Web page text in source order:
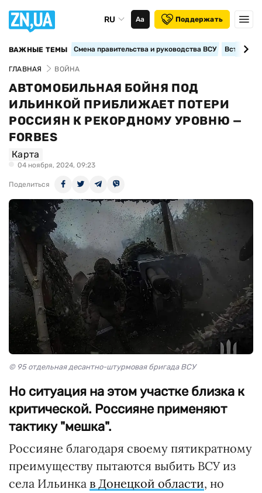
RU Аа Поддержать
ВАЖНЫЕ ТЕМЫ Смена правительства и руководства ВСУ
ГЛАВНАЯ ВОЙНА
АВТОМОБИЛЬНАЯ БОЙНЯ ПОД
ИЛЬИНКОЙ ПРИБЛИЖАЕТ ПОТЕРИ
РОССИЯН К РЕКОРДНОМУ УРОВНЮ —
FORBES
Карта
04 ноября, 2024, 09:23
Поделиться
© 95 отдельная десантно-штурмовая бригада ВСУ
Но ситуация на этом участке близка к
критической. Россияне применяют
тактику "мешка".
Россияне благодаря своему пятикратному
преимуществу пытаются выбить ВСУ из
села Ильинка в Донецкой области, но